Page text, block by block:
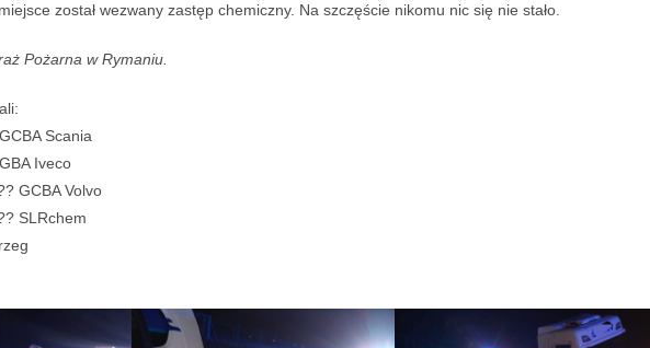
został wezwany zastęp chemiczny. Na szczęście nikomu nic się nie stało.
Pożarna w Rymaniu.
Scania
Iveco
GCBA Volvo
SLRchem